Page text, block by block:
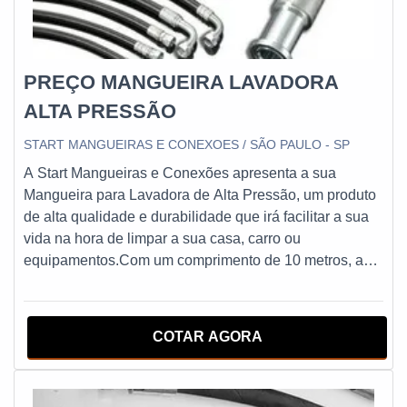
PREÇO MANGUEIRA LAVADORA
ALTA PRESSÃO
START MANGUEIRAS E CONEXOES / SÃO PAULO - SP
A Start Mangueiras e Conexões apresenta a sua
Mangueira para Lavadora de Alta Pressão, um produto
de alta qualidade e durabilidade que irá facilitar a sua
vida na hora de limpar a sua casa, carro ou
equipamentos.Com um comprimento de 10 metros, a
Mangueiras e Conexões é feita com materiais
segurança e eficiência.EFICIÊNCIA E QUALIDADE
COMPROVADAAlém disso, a Mangueira para Lavadora
COTAR AGORA